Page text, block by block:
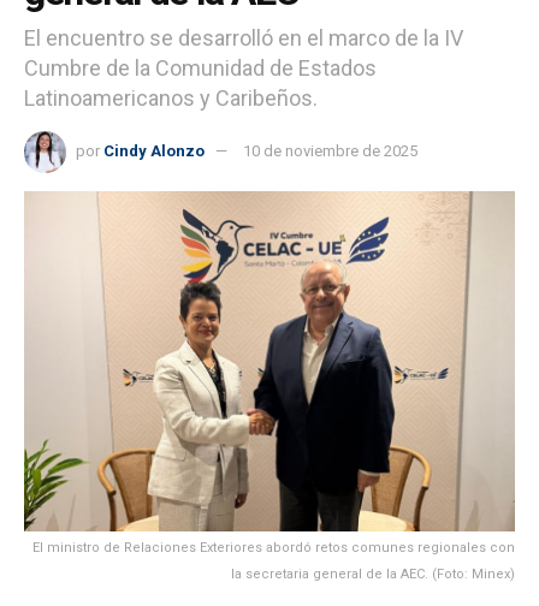
El encuentro se desarrolló en el marco de la IV
Cumbre de la Comunidad de Estados
Latinoamericanos y Caribeños.
por Cindy Alonzo 10 de noviembre de 2025
El ministro de Relaciones Exteriores abordó retos comunes regionales con
la secretaria general de la AEC. (Foto: Minex)